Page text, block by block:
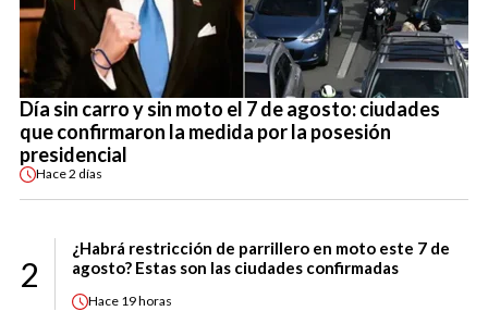
Día sin carro y sin moto el 7 de agosto: ciudades
que confirmaron la medida por la posesión
presidencial
Hace2 días
2
¿Habrá restricción de parrillero en moto este 7 de
agosto? Estas son las ciudades confirmadas
Hace 19 horas